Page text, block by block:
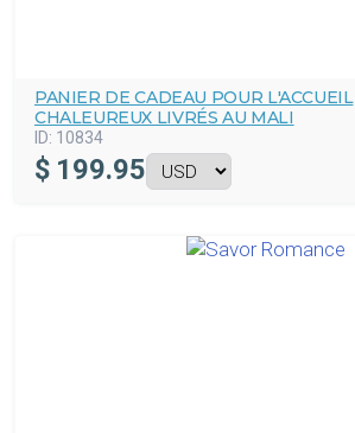
PANIER DE CADEAU POUR L'ACCUEIL
CHALEUREUX LIVRÉS AU MALI
ID: 10834
$ 199.95